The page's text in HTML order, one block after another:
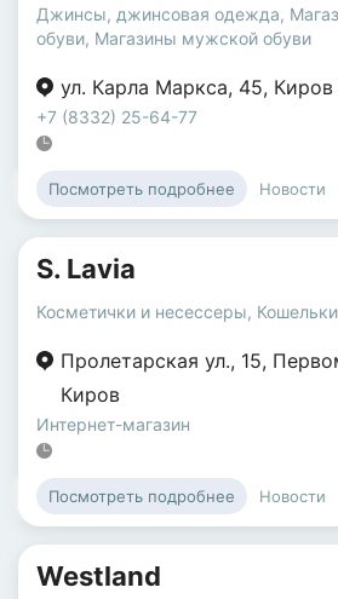
Джинсы, джинсовая одежда,
обуви, Магазины мужской обуви
ул. Карла Маркса, 45, Киров
+7 (8332) 25-64-77
Посмотреть подробнее Новости
S. Lavia
Косметички и несессеры, Кошельки
Пролетарская ул., 15,
Киров
Интернет-магазин
Посмотреть подробнее Новости
Westland